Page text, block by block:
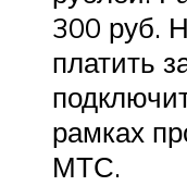
300 руб.
платить
рамках
МТС.